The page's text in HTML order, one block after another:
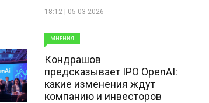
18:12 | 05-03-2026
МНЕНИЯ
Кондрашов
предсказывает IPO OpenAI:
какие изменения ждут
компанию и инвесторов